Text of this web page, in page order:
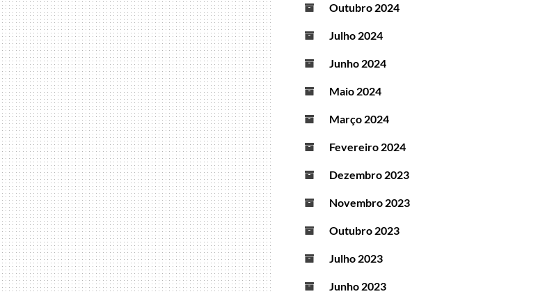
Outubro 2024
Julho 2024
Junho 2024
Maio 2024
Março 2024
Fevereiro 2024
Dezembro 2023
Novembro 2023
Outubro 2023
Julho 2023
Junho 2023